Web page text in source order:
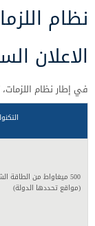
نظام
الاعلان السنوي
في إطار نظام اللزمات، تم
500 ميغاواط من
(مواقع تحددها الدولة)